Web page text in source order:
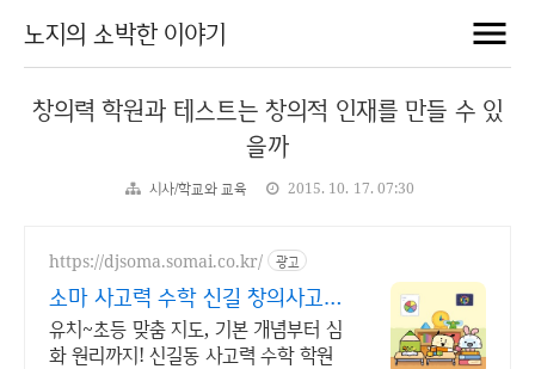
노지의 소박한 이야기
창의력 학원과 테스트는 창의적 인재를 만들 수 있
을까
시사/학교와 교육 2015. 10. 17. 07:30
https://djsoma.somai.co.kr/ 광고
소마 사고력 수학 신길 창의사고력
부터 문제해결력까지
유치~초등 맞춤 지도, 기본 개념부터 심
화 원리까지! 신길동 사고력 수학 학원